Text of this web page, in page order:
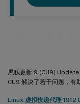
累积更新 9 (CU9) Update
CU9 解决了若干问题，有
Linux 虚拟投递代理 1912